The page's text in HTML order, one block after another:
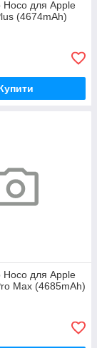
Hoco для Apple
(4674mAh)
Hoco для Apple
Max (4685mAh)